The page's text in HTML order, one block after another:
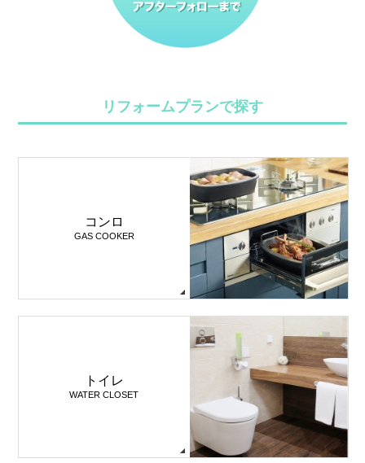
リフォームプランで探す
コンロ
GAS COOKER
トイレ
WATER CLOSET